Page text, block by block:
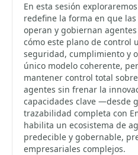
En esta sesión
redefine la forma en que
operan y gobiernan
cómo este plano de control
seguridad, cumplimiento y
único modelo coherente,
mantener control total
agentes sin frenar la
capacidades clave —desde
trazabilidad completa con
habilita un ecosistema de
predecible y gobernable,
empresariales complejos.